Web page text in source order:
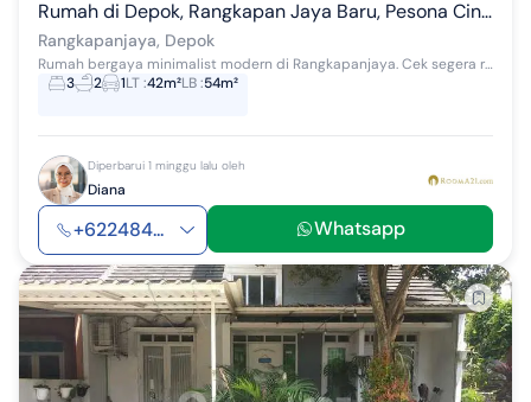
Rumah di Depok, Rangkapan Jaya Baru, Pesona Cinere Residence
Rangkapanjaya, Depok
Rumah bergaya minimalist modern di Rangkapanjaya. Cek segera rumah 1 lantai yang nyaman ini, dijual dengan pemandangan taman kota yang menambah n...
3
2 1LT:42m²LB:54m²
Diperbarui 1 minggu lalu oleh
Diana
+622484... Whatsapp